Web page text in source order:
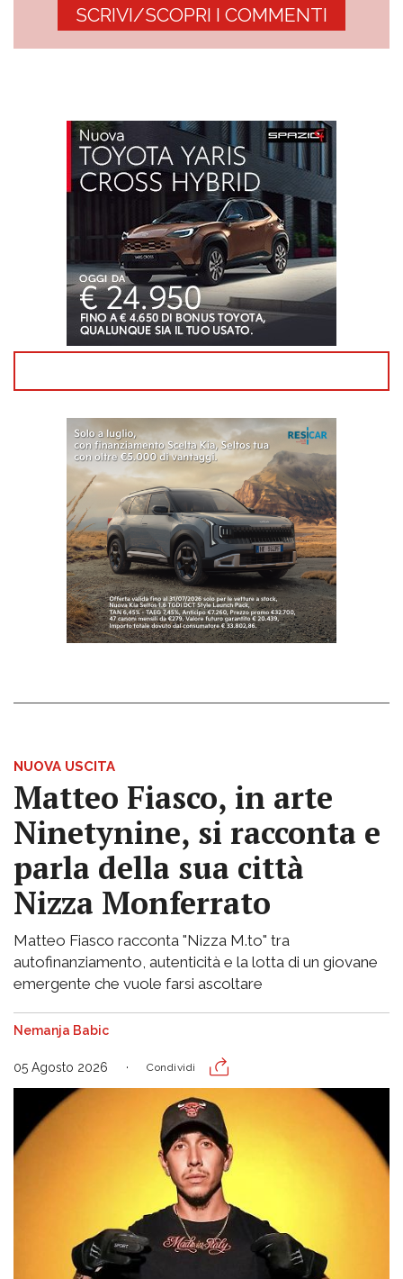
SCRIVI/SCOPRI I COMMENTI
NUOVA USCITA
Matteo Fiasco, in arte
Ninetynine, si racconta e
parla della sua città
Nizza Monferrato
Matteo Fiasco racconta "Nizza M.to" tra
autofinanziamento, autenticità e la lotta di un giovane
emergente che vuole farsi ascoltare
Nemanja Babic
05 Agosto 2026 Condividi